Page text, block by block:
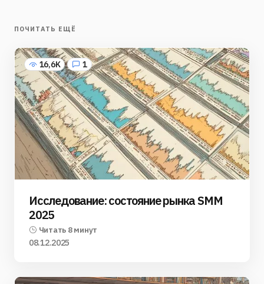
ПОЧИТАТЬ ЕЩЁ
16,6K 1
Исследование: состояние рынка SMM
2025
Читать 8 минут
08.12.2025